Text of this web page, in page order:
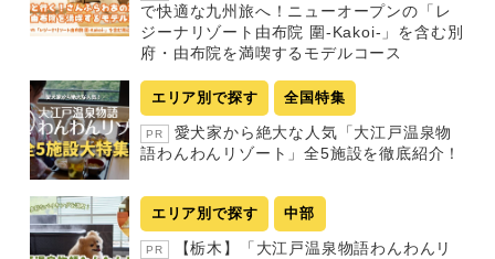
で快適な九州旅へ！ニューオープンの「レ
ジーナリゾート由布院 圍-Kakoi-」を含む別
府・由布院を満喫するモデルコース
エリア別で探す 全国特集
PR
愛犬家から絶大な人気「大江戸温泉物
語わんわんリゾート」全5施設を徹底紹介！
エリア別で探す 中部
PR
【栃木】「大江戸温泉物語わんわんリ